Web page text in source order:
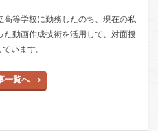
等学校に勤務したのち、現在の私
動画作成技術を活用して、対面授
います。
一覧へ